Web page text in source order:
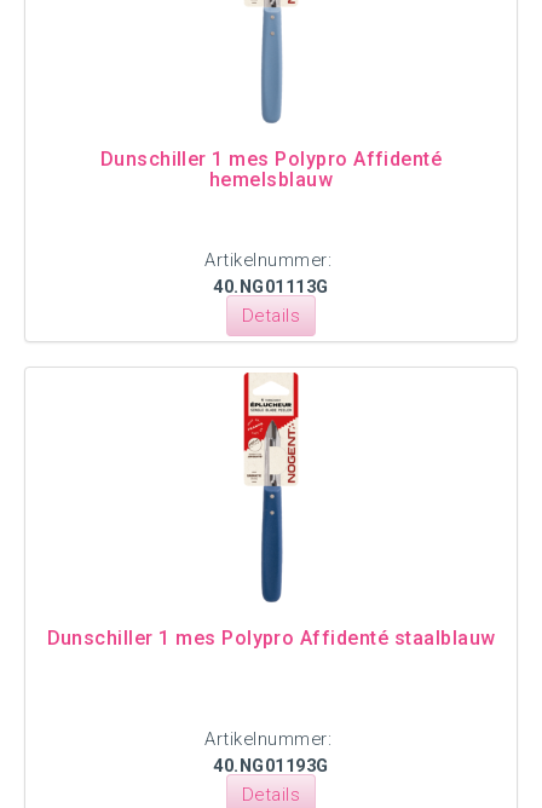
Dunschiller 1 mes Polypro Affidenté
hemelsblauw
Artikelnummer:
40.NG01113G
Details
Dunschiller 1 mes Polypro Affidenté staalblauw
Artikelnummer:
40.NG01193G
Details